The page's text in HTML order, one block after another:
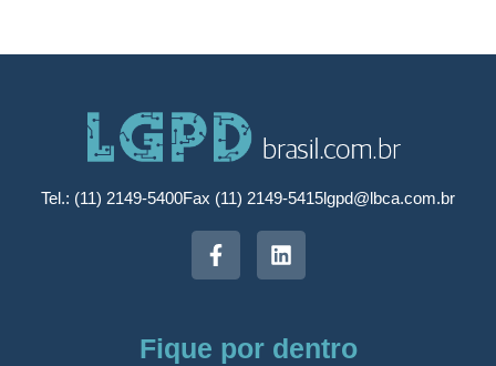
Tel.: (11) 2149-5400Fax (11) 2149-5415lgpd@lbca.com.br
Fique por dentro